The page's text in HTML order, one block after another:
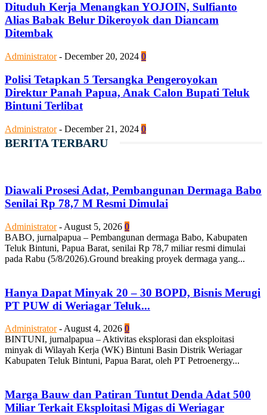
Dituduh Kerja Menangkan YOJOIN, Sulfianto
Alias Babak Belur Dikeroyok dan Diancam
Ditembak
Administrator - December 20, 2024 0
Polisi Tetapkan 5 Tersangka Pengeroyokan
Direktur Panah Papua, Anak Calon Bupati Teluk
Bintuni Terlibat
Administrator - December 21, 2024 0
BERITA TERBARU
Diawali Prosesi Adat, Pembangunan Dermaga Babo
Senilai Rp 78,7 M Resmi Dimulai
Administrator - August 5, 2026 0
BABO, jurnalpapua – Pembangunan dermaga Babo, Kabupaten
Teluk Bintuni, Papua Barat, senilai Rp 78,7 miliar resmi dimulai
pada Rabu (5/8/2026).Ground breaking proyek dermaga yang...
Hanya Dapat Minyak 20 – 30 BOPD, Bisnis Merugi
PT PUW di Weriagar Teluk...
Administrator -August 4, 2026 0
BINTUNI, jurnalpapua – Aktivitas eksplorasi dan eksploitasi
minyak di Wilayah Kerja (WK) Bintuni Basin Distrik Weriagar
Kabupaten Teluk Bintuni, Papua Barat, oleh PT Petroenergy...
Marga Bauw dan Patiran Tuntut Denda Adat 500
Miliar Terkait Eksploitasi Migas di Weriagar